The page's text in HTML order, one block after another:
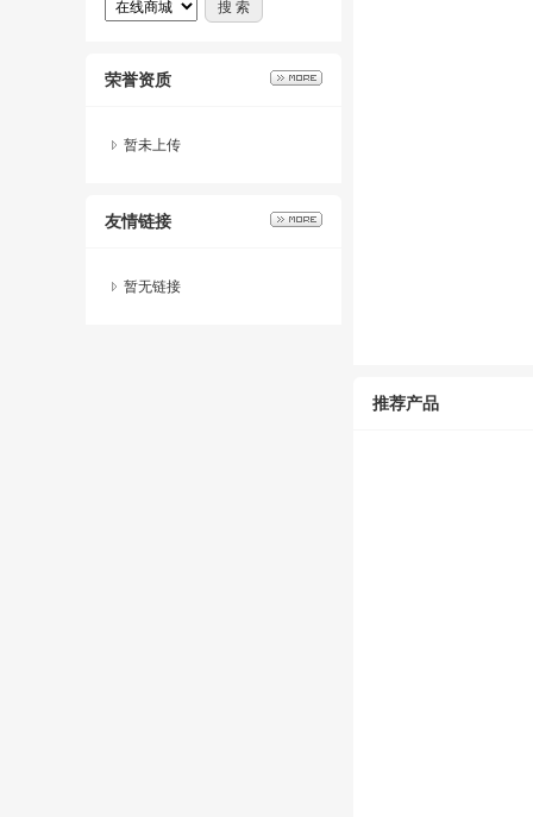
荣誉资质
暂未上传
友情链接
暂无链接
推荐产品